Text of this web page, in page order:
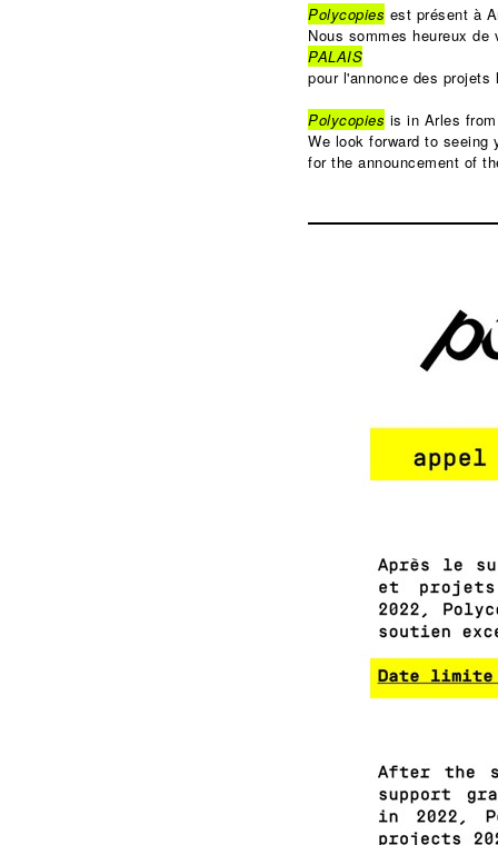
Polycopies est présent à
Nous sommes heureux
PALAIS
pour l'annonce des
Polycopies is in Arles
We look forward to seeing
for the announcement of